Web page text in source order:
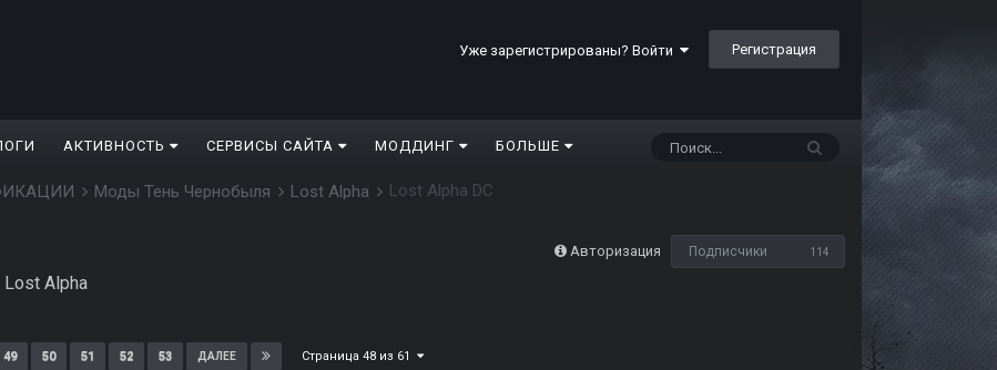
Уже зарегистрированы? Войти Регистрация
АКТИВНОСТЬ СЕРВИСЫ САЙТА МОДДИНГ БОЛЬШЕ
Моды Тень Чернобыля Lost Alpha Lost Alpha DC
Авторизация Подписчики 114
Lost Alpha
49 50 51 52 53 ДАЛЕЕ Страница 48 из 61